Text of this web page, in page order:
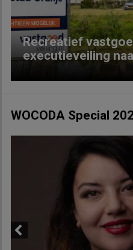
Recreatief
executieveiling
WOCODA Special